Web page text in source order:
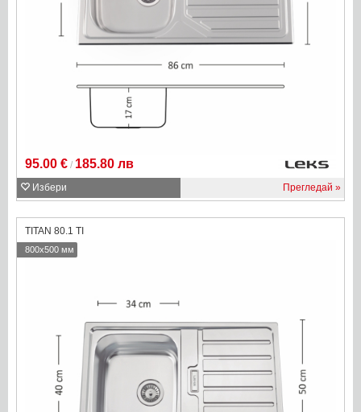
95.00 € / 185.80 лв
Избери Прегледай
TITAN 80.1 TI
800x500 мм